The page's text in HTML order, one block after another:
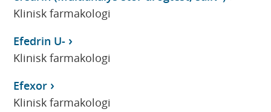
Klinisk farmakologi
Efedrin U-
Klinisk farmakologi
Efexor
Klinisk farmakologi